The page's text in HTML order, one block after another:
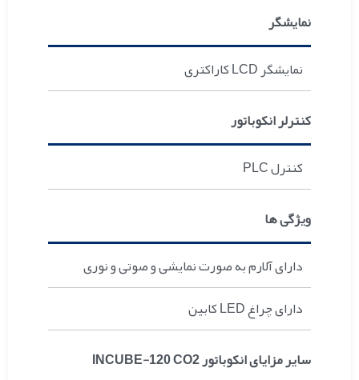
نمایشگر
نمایشگر LCD کاراکتری
کنترلر انکوباتور
کنترل PLC
ویژگی ها
دارای آلارم به صورت نمایشی و صوتی و نوری
دارای چراغ LED کابین
سایر مزایای انکوباتور INCUBE-120 CO2